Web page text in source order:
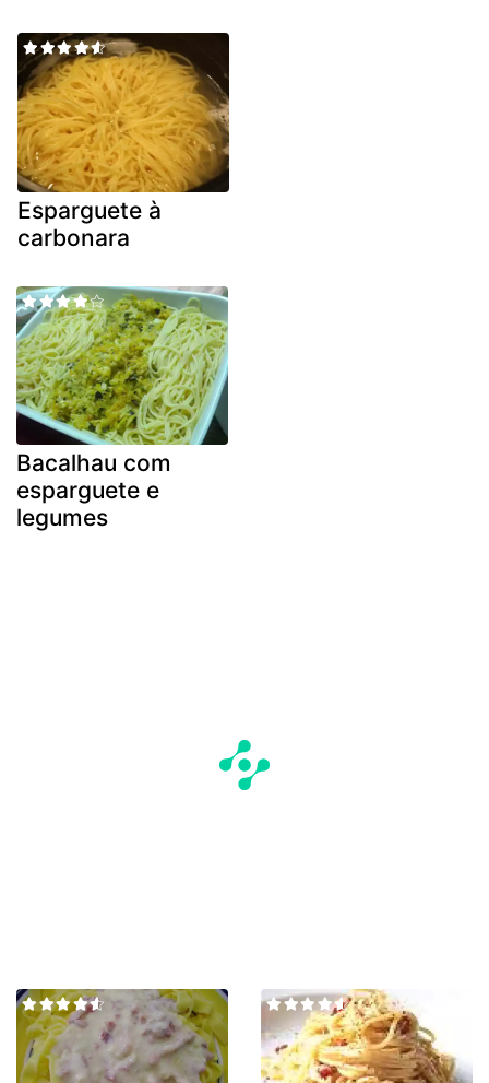
Esparguete à
carbonara
Bacalhau com
esparguete e
legumes